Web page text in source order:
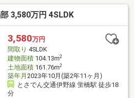
さい。こちらの物件は中古戸建物件
使用したキッチンです。
3,580万円 4SLDK
3,580万円
間取り 4SLDK
建物面積104.13m2
土地面積161.76m2
築年月 2023年10月(築2年11ヶ月)
とさでん交通伊野線 蛍橋駅 徒歩18
分